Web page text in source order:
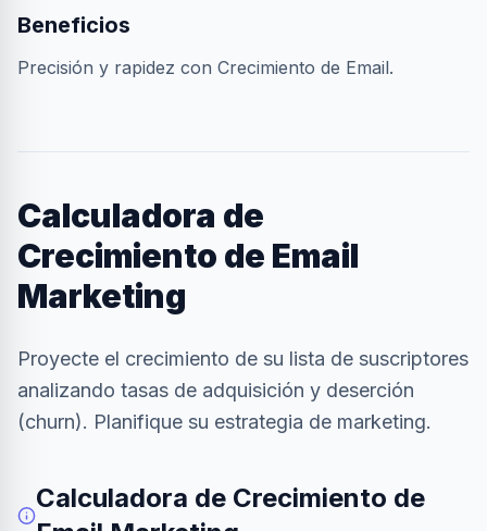
Beneficios
Precisión y rapidez con Crecimiento de Email.
Calculadora de
Crecimiento de Email
Marketing
Proyecte el crecimiento de su lista de suscriptores
analizando tasas de adquisición y deserción
(churn). Planifique su estrategia de marketing.
Calculadora de Crecimiento de